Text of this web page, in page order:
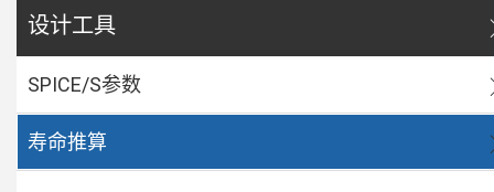
设计工具
SPICE/S参数
寿命推算